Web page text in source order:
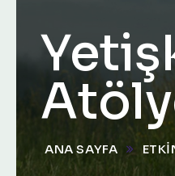
ANA SAYFA